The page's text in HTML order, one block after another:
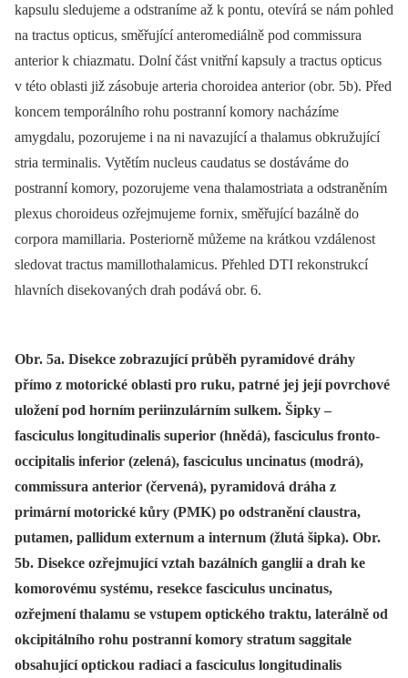
kapsulu sledujeme a odstraníme až k pontu, otevírá se nám pohled
na tractus opticus, směřující anteromediálně pod commissura
anterior k chiazmatu. Dolní část vnitřní kapsuly a tractus opticus
v této oblasti již zásobuje arteria choroidea anterior (obr. 5b). Před
koncem temporálního rohu postranní komory nacházíme
amygdalu, pozorujeme i na ni navazující a thalamus obkružující
stria terminalis. Vytětím nucleus caudatus se dostáváme do
postranní komory, pozorujeme vena thalamostriata a odstraněním
plexus choroideus ozřejmujeme fornix, směřující bazálně do
corpora mamillaria. Posteriorně můžeme na krátkou vzdálenost
sledovat tractus mamillothalamicus. Přehled DTI rekonstrukcí
hlavních disekovaných drah podává obr. 6.
Obr. 5a. Disekce zobrazující průběh pyramidové dráhy
přímo z motorické oblasti pro ruku, patrné jej její povrchové
uložení pod horním periinzulárním sulkem. Šipky –
fasciculus longitudinalis superior (hnědá), fasciculus fronto-
occipitalis inferior (zelená), fasciculus uncinatus (modrá),
commissura anterior (červená), pyramidová dráha z
primární motorické kůry (PMK) po odstranění claustra,
putamen, pallidum externum a internum (žlutá šipka). Obr.
5b. Disekce ozřejmující vztah bazálních ganglií a drah ke
komorovému systému, resekce fasciculus uncinatus,
ozřejmení thalamu se vstupem optického traktu, laterálně od
okcipitálního rohu postranní komory stratum saggitale
obsahující optickou radiaci a fasciculus longitudinalis